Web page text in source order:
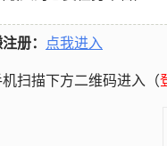
册： 点我进入
扫描下方二维码进入（